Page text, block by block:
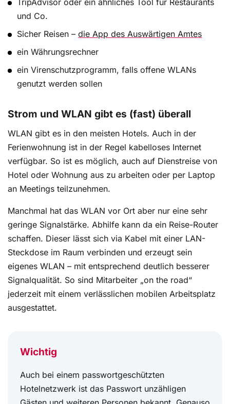
TripAdvisor oder ein ähnliches Tool für Restaurants
und Co.
Sicher Reisen –die App des Auswärtigen Amtes
ein Währungsrechner
ein Virenschutzprogramm, falls offene WLANs
genutzt werden sollen
Strom und WLAN gibt es (fast) überall
WLAN gibt es in den meisten Hotels. Auch in der
Ferienwohnung ist in der Regel kabelloses Internet
verfügbar. So ist es möglich, auch auf Dienstreise von
Hotel oder Wohnung aus zu arbeiten oder per Laptop
an Meetings teilzunehmen.
Manchmal hat das WLAN vor Ort aber nur eine sehr
geringe Signalstärke. Abhilfe kann da ein Reise-Router
schaffen. Dieser lässt sich via Kabel mit einer LAN-
Steckdose im Raum verbinden und erzeugt sein
eigenes WLAN – mit entsprechend deutlich besserer
Signalqualität. So sind Mitarbeiter „on the road“
jederzeit mit einem verlässlichen mobilen Arbeitsplatz
ausgestattet.
Wichtig
Auch bei einem passwortgeschützten
Hotelnetzwerk ist das Passwort unzähligen